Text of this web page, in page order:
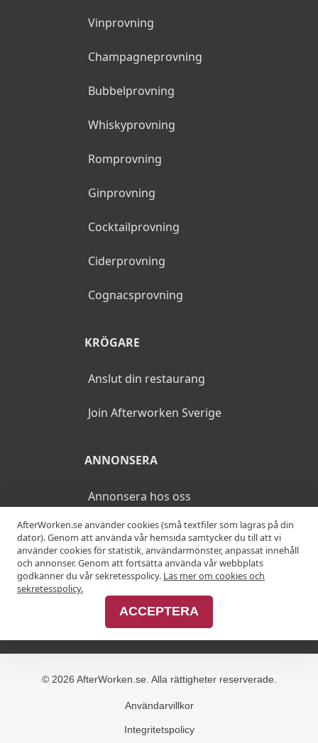
Vinprovning
Champagneprovning
Bubbelprovning
Whiskyprovning
Romprovning
Ginprovning
Cocktailprovning
Ciderprovning
Cognacsprovning
KRÖGARE
Anslut din restaurang
Join Afterworken Sverige
ANNONSERA
Annonsera hos oss
Advertise with us
MER
Alla afterworker
© 2026 AfterWorken.se. Alla rättigheter reserverade.
Användarvillkor
Integritetspolicy
AfterWorken.se använder cookies (små textfiler som lagras på din
dator). Genom att använda vår hemsida samtycker du till att vi
använder cookies för statistik, användarmönster, anpassat innehåll
och annonser. Genom att fortsätta använda vår webbplats
godkänner du vår sekretesspolicy. Läs mer om cookies och
sekretesspolicy.
ACCEPTERA